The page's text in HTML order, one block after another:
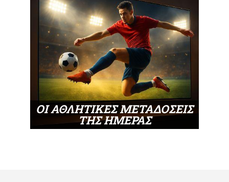
ΟΙ ΑΘΛΗΤΙΚΕΣ ΜΕΤΑΔΟΣΕΙΣ
ΤΗΣ ΗΜΕΡΑΣ